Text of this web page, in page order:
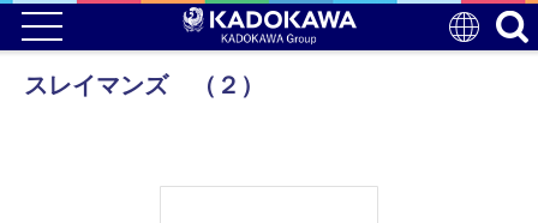
スレイマンズ （２）